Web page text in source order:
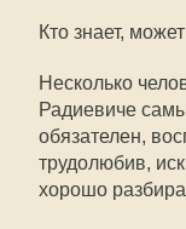
Кто знает,
Несколько
Радиевиче
обязателен,
трудолюбив,
хорошо